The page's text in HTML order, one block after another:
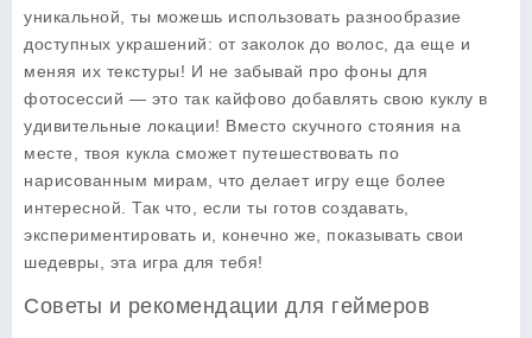
уникальной, ты можешь использовать разнообразие
доступных украшений: от заколок до волос, да еще и
меняя их текстуры! И не забывай про фоны для
фотосессий — это так кайфово добавлять свою куклу в
удивительные локации! Вместо скучного стояния на
месте, твоя кукла сможет путешествовать по
нарисованным мирам, что делает игру еще более
интересной. Так что, если ты готов создавать,
экспериментировать и, конечно же, показывать свои
шедевры, эта игра для тебя!
Советы и рекомендации для геймеров